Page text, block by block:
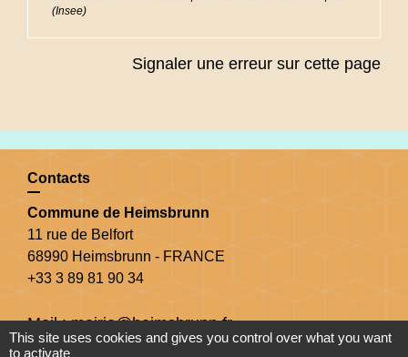
(Insee)
Signaler une erreur sur cette page
Contacts
Commune de Heimsbrunn
11 rue de Belfort
68990 Heimsbrunn - FRANCE
+33 3 89 81 90 34
Mail : mairie@heimsbrunn.fr
This site uses cookies and gives you control over what you want
to activate